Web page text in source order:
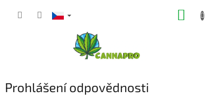
Prohlášení odpovědnosti